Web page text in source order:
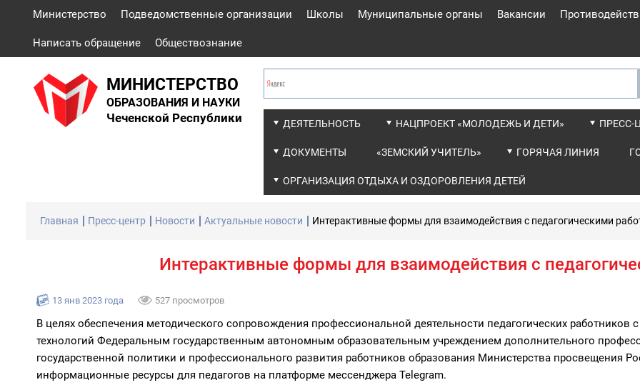
Министерство Подведомственные организации Школы Муниципальные органы Вакансии
Написать обращение Обществознание
МИНИСТЕРСТВО
ОБРАЗОВАНИЯ И НАУКИ
Чеченской Республики ДЕЯТЕЛЬНОСТЬ НАЦПРОЕКТ «МОЛОДЕЖЬ И ДЕТИ» ПРЕСС-
ДОКУМЕНТЫ «ЗЕМСКИЙ УЧИТЕЛЬ» ГОРЯЧАЯ ЛИНИЯ
ОРГАНИЗАЦИЯ ОТДЫХА И ОЗДОРОВЛЕНИЯ ДЕТЕЙ
Главная Пресс-центр Новости Актуальные новости Интерактивные формы для взаимодействия с педагогическими
Интерактивные формы для взаимодействия с
13 янв 2023 года 527 просмотров
В целях обеспечения методического сопровождения профессиональной деятельности педагогических
технологий Федеральным государственным автономным образовательным учреждением дополнительного
государственной политики и профессионального развития работников образования Министерства просвещения
информационные ресурсы для педагогов на платформе мессенджера Telegram.